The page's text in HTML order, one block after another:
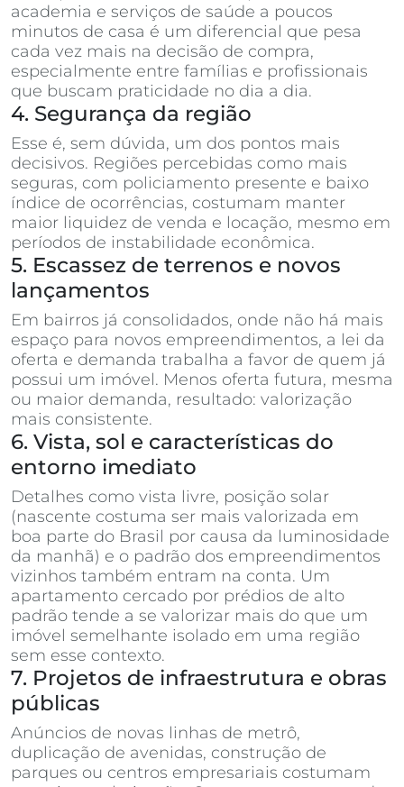
academia e serviços de saúde a poucos
minutos de casa é um diferencial que pesa
cada vez mais na decisão de compra,
especialmente entre famílias e profissionais
que buscam praticidade no dia a dia.
4. Segurança da região
Esse é, sem dúvida, um dos pontos mais
decisivos. Regiões percebidas como mais
seguras, com policiamento presente e baixo
índice de ocorrências, costumam manter
maior liquidez de venda e locação, mesmo em
períodos de instabilidade econômica.
5. Escassez de terrenos e novos
lançamentos
Em bairros já consolidados, onde não há mais
espaço para novos empreendimentos, a lei da
oferta e demanda trabalha a favor de quem já
possui um imóvel. Menos oferta futura, mesma
ou maior demanda, resultado: valorização
mais consistente.
6. Vista, sol e características do
entorno imediato
Detalhes como vista livre, posição solar
(nascente costuma ser mais valorizada em
boa parte do Brasil por causa da luminosidade
da manhã) e o padrão dos empreendimentos
vizinhos também entram na conta. Um
apartamento cercado por prédios de alto
padrão tende a se valorizar mais do que um
imóvel semelhante isolado em uma região
sem esse contexto.
7. Projetos de infraestrutura e obras
públicas
Anúncios de novas linhas de metrô,
duplicação de avenidas, construção de
parques ou centros empresariais costumam